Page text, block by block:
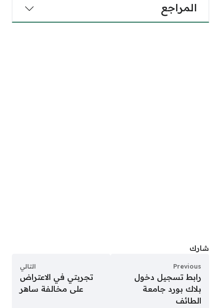
المراجع
شارك
Previous
رابط تسجيل دخول
بلاك بورد جامعة
الطائف
التالي
تجربتي في الاعتراض
على مخالفة ساهر